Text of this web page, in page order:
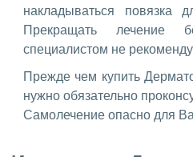
накладываться повязка
Прекращать лечение
специалистом не
Прежде чем купить
нужно обязательно
Самолечение опасно для